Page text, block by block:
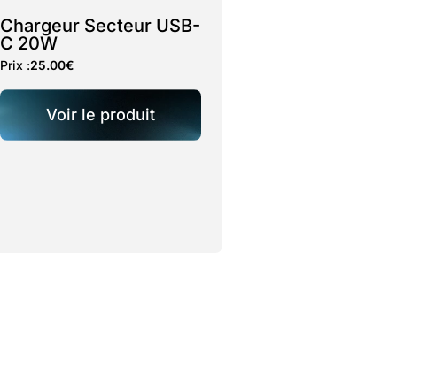
Chargeur Secteur USB-
C 20W
Prix :25.00€
Voir le produit